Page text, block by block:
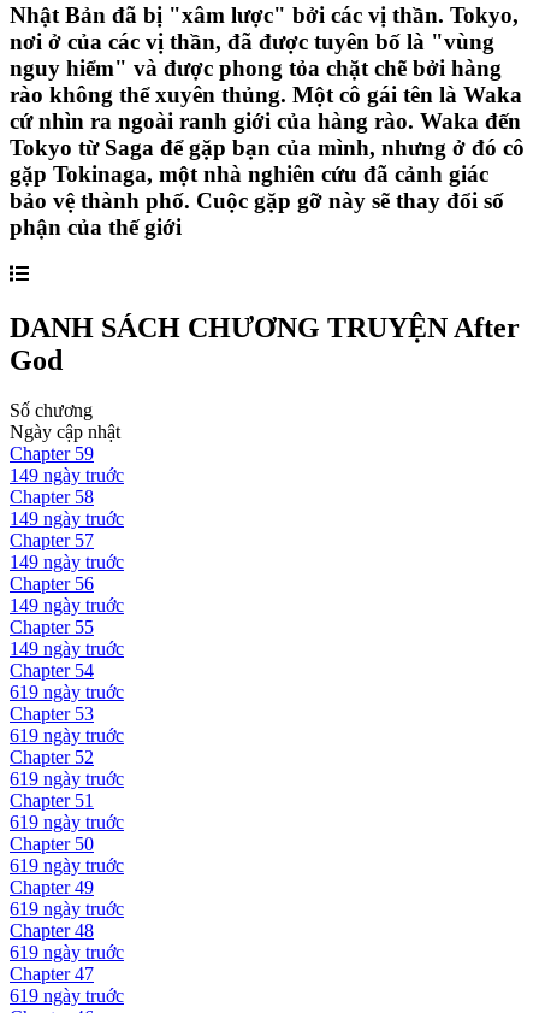
Nhật Bản đã bị "xâm lược" bởi các vị thần. Tokyo,
nơi ở của các vị thần, đã được tuyên bố là "vùng
nguy hiểm" và được phong tỏa chặt chẽ bởi hàng
rào không thể xuyên thủng. Một cô gái tên là Waka
cứ nhìn ra ngoài ranh giới của hàng rào. Waka đến
Tokyo từ Saga để gặp bạn của mình, nhưng ở đó cô
gặp Tokinaga, một nhà nghiên cứu đã cảnh giác
bảo vệ thành phố. Cuộc gặp gỡ này sẽ thay đổi số
phận của thế giới
DANH SÁCH CHƯƠNG TRUYỆN After
God
Số chương
Ngày cập nhật
Chapter 59
149 ngày truớc
Chapter 58
149 ngày truớc
Chapter 57
149 ngày truớc
Chapter 56
149 ngày truớc
Chapter 55
149 ngày truớc
Chapter 54
619 ngày truớc
Chapter 53
619 ngày truớc
Chapter 52
619 ngày truớc
Chapter 51
619 ngày truớc
Chapter 50
619 ngày truớc
Chapter49
619 ngày truớc
Chapter48
619 ngày truớc
Chapter47
619 ngày truớc